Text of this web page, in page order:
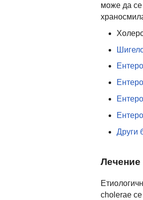
може да
Други
Лечение
cholerae